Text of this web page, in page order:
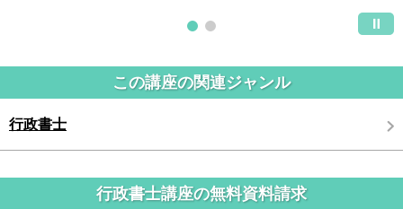
この講座の関連ジャンル
行政書士
行政書士講座の無料資料請求